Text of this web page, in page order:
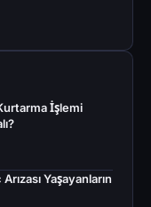
İşlemi
Yaşayanların